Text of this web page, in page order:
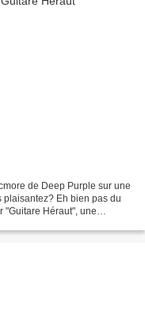
de Deep Purple sur une
plaisantez? Eh bien pas du
"Guitare Héraut", une